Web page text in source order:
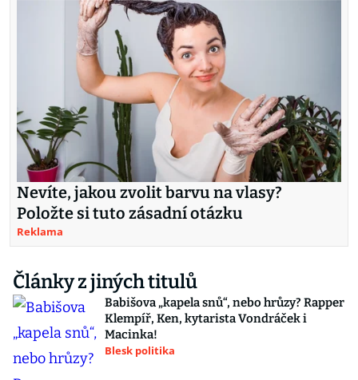
Nevíte, jakou zvolit barvu na vlasy?
Položte si tuto zásadní otázku
Reklama
Články z jiných titulů
Babišova „kapela snů“, nebo hrůzy? Rapper
Klempíř, Ken, kytarista Vondráček i
Macinka!
Blesk politika